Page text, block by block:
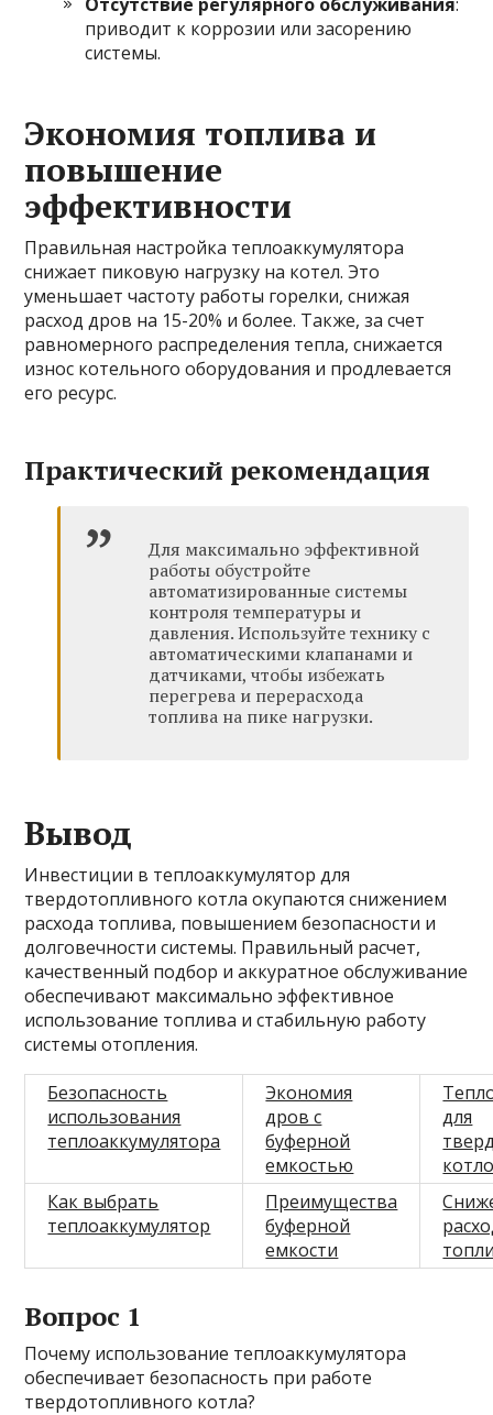
приводит к коррозии или засорению
системы.
Экономия топлива и
повышение
эффективности
Правильная настройка теплоаккумулятора
снижает пиковую нагрузку на котел. Это
уменьшает частоту работы горелки, снижая
расход дров на 15-20% и более. Также, за счет
равномерного распределения тепла, снижается
износ котельного оборудования и продлевается
его ресурс.
Практический рекомендация
Для максимально эффективной
работы обустройте
автоматизированные системы
контроля температуры и
давления. Используйте технику с
автоматическими клапанами и
датчиками, чтобы избежать
перегрева и перерасхода
топлива на пике нагрузки.
Вывод
Инвестиции в теплоаккумулятор для
твердотопливного котла окупаются снижением
расхода топлива, повышением безопасности и
долговечности системы. Правильный расчет,
качественный подбор и аккуратное обслуживание
обеспечивают максимально эффективное
использование топлива и стабильную работу
системы отопления.
Безопасность
использования
теплоаккумулятора
Экономия
дров с
буферной
емкостью
для
Как выбрать
теплоаккумулятор
Преимущества
буферной
емкости
Вопрос 1
Почему использование теплоаккумулятора
обеспечивает безопасность при работе
твердотопливного котла?